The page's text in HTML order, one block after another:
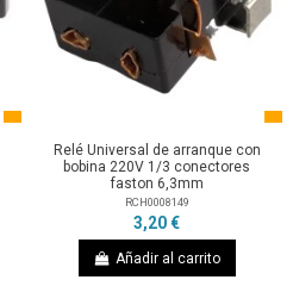
Relé Universal de arranque con
bobina 220V 1/3 conectores
faston 6,3mm
RCH0008149
3,20 €
Añadir al carrito